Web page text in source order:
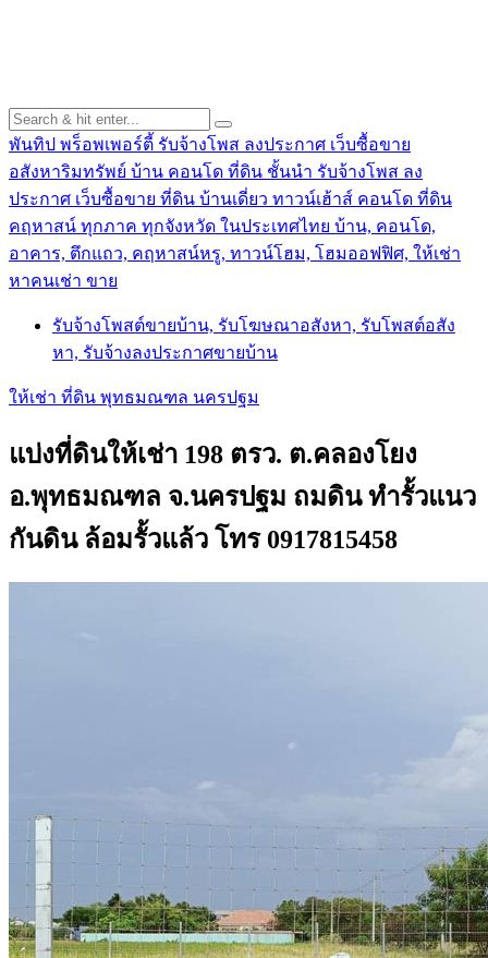
พันทิป พร็อพเพอร์ตี้ รับจ้างโพส ลงประกาศ เว็บซื้อขาย
อสังหาริมทรัพย์ บ้าน คอนโด ที่ดิน ชั้นนำ รับจ้างโพส ลง
ประกาศ เว็บซื้อขาย ที่ดิน บ้านเดี่ยว ทาวน์เฮ้าส์ คอนโด ที่ดิน
คฤหาสน์ ทุกภาค ทุกจังหวัด ในประเทศไทย บ้าน, คอนโด,
อาคาร, ตึกแถว, คฤหาสน์หรู, ทาวน์โฮม, โฮมออฟฟิศ, ให้เช่า
หาคนเช่า ขาย
รับจ้างโพสต์ขายบ้าน, รับโฆษณาอสังหา, รับโพสต์อสัง
หา, รับจ้างลงประกาศขายบ้าน
ให้เช่า ที่ดิน พุทธมณฑล นครปฐม
แบ่งที่ดินให้เช่า 198 ตรว. ต.คลองโยง
อ.พุทธมณฑล จ.นครปฐม ถมดิน ทำรั้วแนว
กันดิน ล้อมรั้วแล้ว โทร 0917815458